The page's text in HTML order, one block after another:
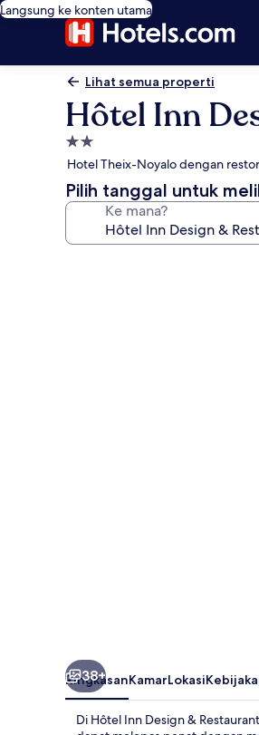
Langsung ke konten utama
Lihat semua properti
Hôtel Inn
Properti
bintang
2.0
Hotel Theix-Noyalo dengan
Pilih tanggal untuk
Ke mana?
38+
RingkasanKamarLokasi
Di Hôtel Inn Design &